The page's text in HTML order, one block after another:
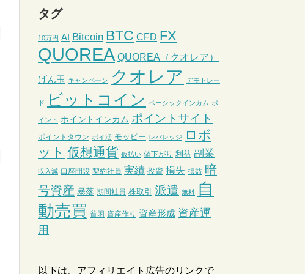
タグ
10万円 AI Bitcoin BTC CFD FX
QUOREA QUOREA（クオレア）
げん玉 キャンペーン クオレア デモトレー
ド ビットコイン ベーシックインカム ポ
イント ポイントインカム ポイントサイト
ポイントタウン ポイ活 モッピー レバレッジ
ロボ
ット 仮想通貨 仮払い 値下がり 利益 副業
収入減 口座開設 契約社員 実績 投資 損失 損益 暗
号資産 暴落 期間社員 株取引 派遣 無料 自
動売買 貧困 資産作り 資産形成 資産運
用
以下は、アフィリエイト広告のリンクで